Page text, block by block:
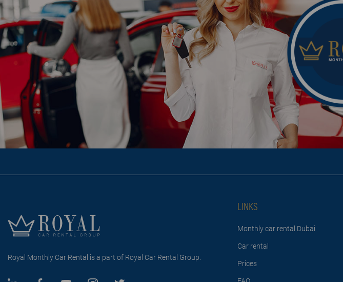
Royal Monthly Car Rental is a part of Royal Car Rental Group.
LINKS
Monthly car rental Dubai
Car rental
Prices